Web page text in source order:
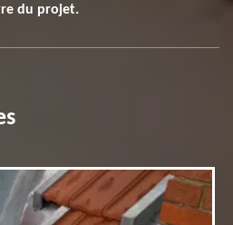
du projet.